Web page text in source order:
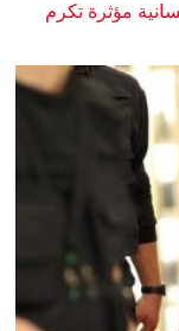
مؤثرة تكرم